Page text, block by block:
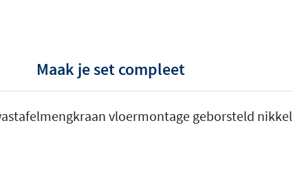
een warme
stijl tot
met
Maak je set compleet
vloermontage geborsteld nikkel